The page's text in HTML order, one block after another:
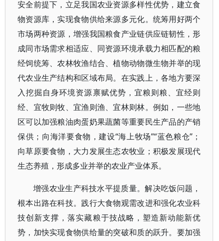
安全前提下，立足我国农业资源多样性优势，建立食
物资源库，实现食物供给来源多元化。统筹用好两个
市场两种资源，增强我国粮食产业链供应链韧性，形
成同市场需求相适应、同资源环境承载力相匹配的粮
经饲统筹、农林牧渔结合、植物动物微生物并举的现
代农业生产结构和区域布局。在实践上，各地方要深
入挖掘自身环境资源禀赋优势，宜粮则粮、宜经则
经、宜牧则牧、宜渔则渔、宜林则林。例如，一些地
区可以加强粮油肉蛋奶果蔬菌等重要民生产品的产销
保供；向海洋要食物，建设“海上牧场”“蓝色粮仓”；
向草原要食物，大力发展生态农牧业；积极发展现代
生态养殖，形成多业并举的农业产业体系。
增强农业生产科技水平提质量。解决吃饭问题，
根本出路在科技。践行大食物观需改进和强化农业科
技创新支撑，落实藏粮于技战略，塑造新动能新优
势，加快实现食物供给量的突破和质的跃升。要加强